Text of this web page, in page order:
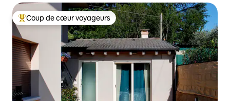
Coup de cœur voyageurs parmi les plus aimés
Coup de cœur voyageurs